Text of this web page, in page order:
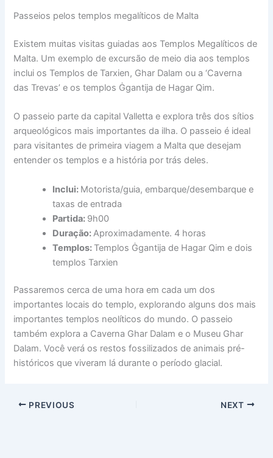
Passeios pelos templos megalíticos de Malta
Existem muitas visitas guiadas aos Templos Megalíticos de
Malta. Um exemplo de excursão de meio dia aos templos
inclui os Templos de Tarxien, Ghar Dalam ou a ‘Caverna
das Trevas’ e os templos Ġgantija de Hagar Qim.
O passeio parte da capital Valletta e explora três dos sítios
arqueológicos mais importantes da ilha. O passeio é ideal
para visitantes de primeira viagem a Malta que desejam
entender os templos e a história por trás deles.
Inclui: Motorista/guia, embarque/desembarque e
taxas de entrada
Partida: 9h00
Duração:Aproximadamente. 4 horas
Templos: Templos Ġgantija de Hagar Qim e dois
templos Tarxien
Passaremos cerca de uma hora em cada um dos
importantes locais do templo, explorando alguns dos mais
importantes templos neolíticos do mundo. O passeio
também explora a Caverna Ghar Dalam e o Museu Ghar
Dalam. Você verá os restos fossilizados de animais pré-
históricos que viveram lá durante o período glacial.
PREVIOUS NEXT